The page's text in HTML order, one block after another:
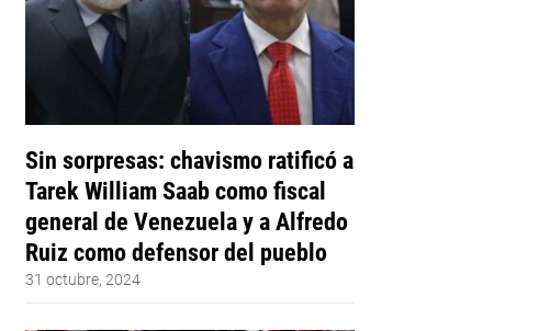
Sin sorpresas: chavismo ratificó a
Tarek William Saab como fiscal
general de Venezuela y a Alfredo
Ruiz como defensor del pueblo
31 octubre, 2024